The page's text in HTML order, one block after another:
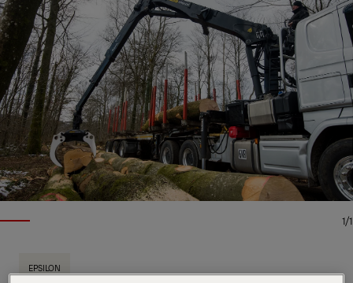
1/1
EPSILON